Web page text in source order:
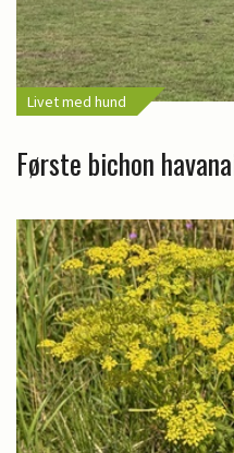
Livet med hund
Første bichon